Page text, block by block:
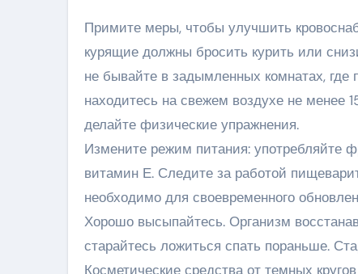
Примите меры, чтобы улучшить
курящие должны бросить курить или
не бывайте в задымленных комнатах, где
находитесь на свежем воздухе не менее
делайте физические упражнения.
Измените режим питания: употребляйте
витамин Е. Следите за работой
необходимо для своевременного
Хорошо высыпайтесь. Организм
старайтесь ложиться спать пораньше.
Косметические средства от темных кругов